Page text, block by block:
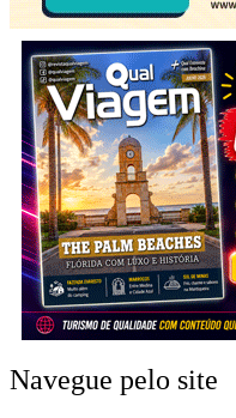
Navegue pelo site